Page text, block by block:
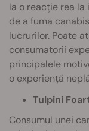
la o reacție rea
de a fuma
lucrurilor. Poate
consumatorii
principalele
o experiență
Tulpini
Consumul unei